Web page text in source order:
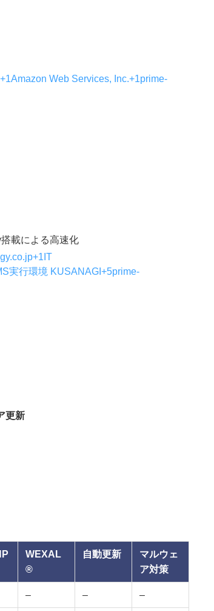
Web Services, Inc.+1prime-
載による高速化
実行環境 KUSANAGI+5prime-
更新
WEXAL
®
自動更新
マルウェ
ア対策
– – –